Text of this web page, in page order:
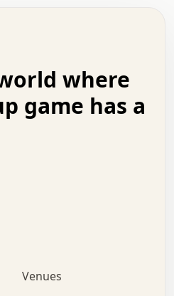
.   .   .   .   +   .   .
.   .   .   .   .   :   .
.   .   .   .   .   .   +
.   .   .   o   .   .
.   .   .   :   .   .   o
.   .   o   .   .   .
:   .   .   .   .   .
+   .   .   x   .   .
.   .   .   .   .   o
.   .   .   .   .   .   .
.   .   .   .   .   +   .
x   .   .   .   .   .   .
.   o   .   .   .   .
where
game has a
Venues